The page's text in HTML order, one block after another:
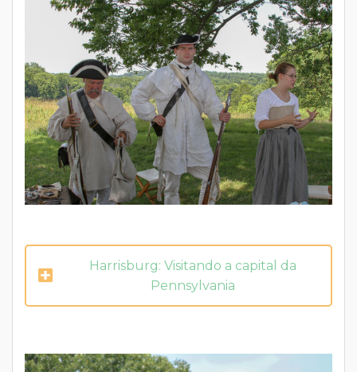
Harrisburg: Visitando a capital da
Pennsylvania